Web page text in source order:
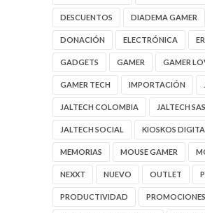
DESCUENTOS DIADEMA GAMER
DONACIÓN ELECTRÓNICA
GADGETS GAMER GAMER
GAMER TECH IMPORTACIÓN
JALTECH COLOMBIA JALTECH SAS
JALTECH SOCIAL KIOSKOS
MEMORIAS MOUSE GAMER
NEXXT NUEVO OUTLET
PRODUCTIVIDAD PROMOCIONES